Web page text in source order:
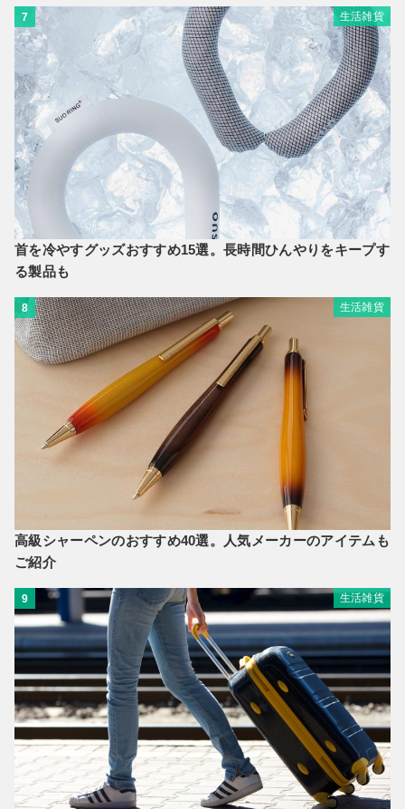
7 生活雑貨
首を冷やすグッズおすすめ15選。長時間ひんやりをキープす
る製品も
8 生活雑貨
高級シャーペンのおすすめ40選。人気メーカーのアイテムも
ご紹介
9 生活雑貨